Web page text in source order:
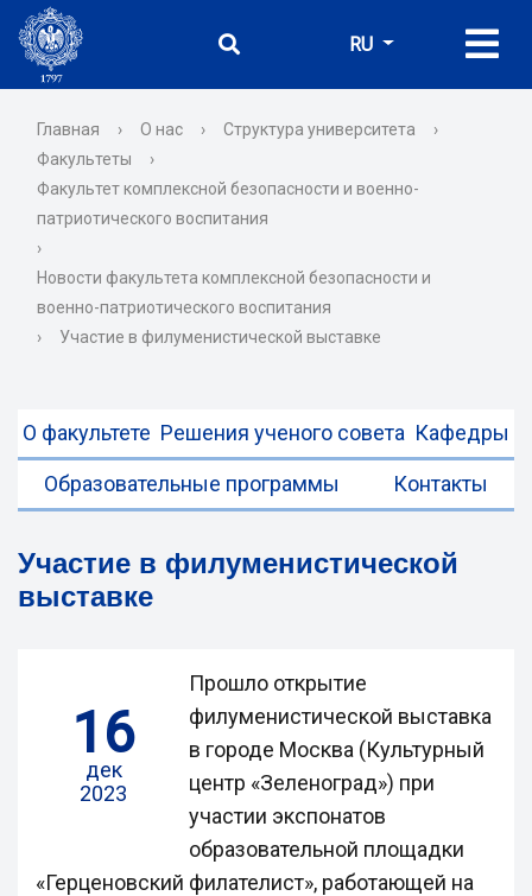
RU
Главная › О нас › Структура университета
›
Факультеты
›
Факультет комплексной безопасности и военно-
патриотического воспитания
›
Новости факультета комплексной безопасности и
военно-патриотического воспитания
›
Участие в филуменистической выставке
О факультете Решения ученого совета Кафедры
Образовательные программы Контакты
Участие в филуменистической
выставке
16
дек
2023
Прошло открытие
филуменистической выставка
в городе Москва (Культурный
центр «Зеленоград») при
участии экспонатов
образовательной площадки
«Герценовский филателист», работающей на